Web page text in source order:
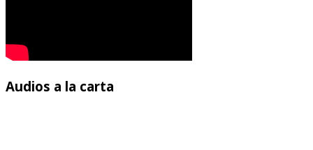
Audios a la carta